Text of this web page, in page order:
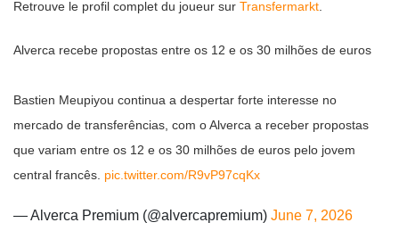
Retrouve le profil complet du joueur sur Transfermarkt
Alverca recebe propostas entre os 12 e os 30 milhões de euros
Bastien Meupiyou continua a despertar forte interesse no
mercado de transferências, com o Alverca a receber propostas
que variam entre os 12 e os 30 milhões de euros pelo jovem
central francês. pic.twitter.com/R9vP97cqKx
— Alverca Premium (@alvercapremium) June 7, 2026